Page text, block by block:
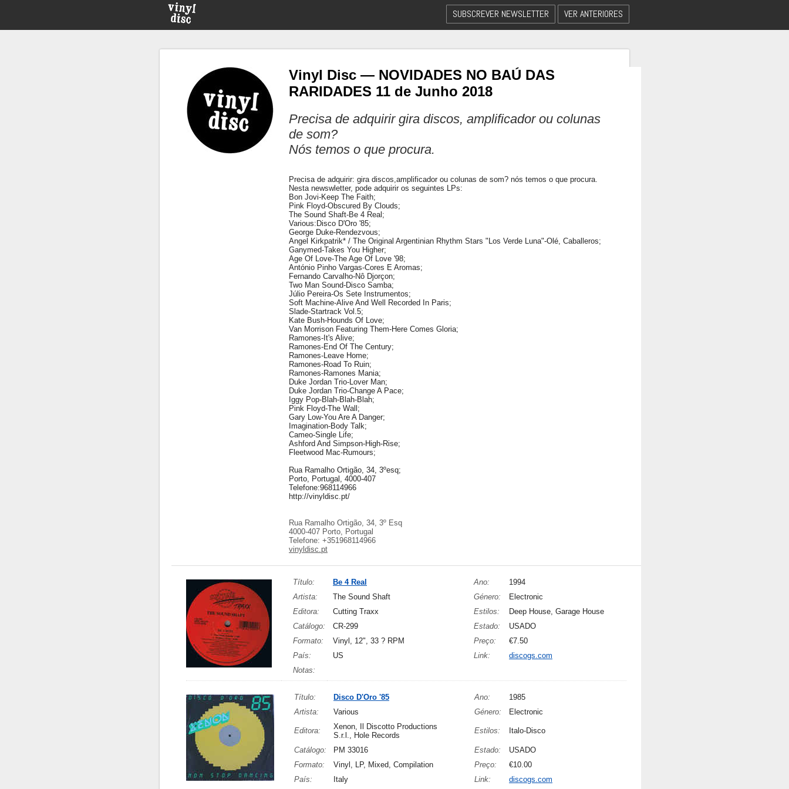
SUBSCREVER NEWSLETTER VER ANTERIORES
Vinyl Disc — NOVIDADES NO BAÚ DAS
RARIDADES 11 de Junho 2018
Precisa de adquirir gira discos, amplificador ou colunas
de som?
Nós temos o que procura.
Precisa de adquirir: gira discos,amplificador ou colunas de som? nós temos o que procura.
Nesta newswletter, pode adquirir os seguintes LPs:
Bon Jovi-Keep The Faith;
Pink Floyd-Obscured By Clouds;
The Sound Shaft-Be 4 Real;
Various:Disco D'Oro '85;
George Duke-Rendezvous;
Angel Kirkpatrik* / The Original Argentinian Rhythm Stars "Los Verde Luna"-Olé, Caballeros;
Ganymed-Takes You Higher;
Age Of Love-The Age Of Love '98;
António Pinho Vargas-Cores E Aromas;
Fernando Carvalho-Nô Djorçon;
Two Man Sound-Disco Samba;
Júlio Pereira-Os Sete Instrumentos;
Soft Machine-Alive And Well Recorded In Paris;
Slade-Startrack Vol.5;
Kate Bush-Hounds Of Love;
Van Morrison Featuring Them-Here Comes Gloria;
Ramones-It's Alive;
Ramones-End Of The Century;
Ramones-Leave Home;
Ramones-Road To Ruin;
Ramones-Ramones Mania;
Duke Jordan Trio-Lover Man;
Duke Jordan Trio-Change A Pace;
Iggy Pop-Blah-Blah-Blah;
Pink Floyd-The Wall;
Gary Low-You Are A Danger;
Imagination-Body Talk;
Cameo-Single Life;
Ashford And Simpson-High-Rise;
Fleetwood Mac-Rumours;
Rua Ramalho Ortigão, 34, 3ºesq;
Porto, Portugal, 4000-407
Telefone:968114966
http://vinyldisc.pt/
Rua Ramalho Ortigão, 34, 3º Esq
4000-407 Porto, Portugal
Telefone: +351968114966
vinyldisc.pt
Título: Be 4 Real Ano:
1994
Artista:
The Sound Shaft Género:
Electronic
Editora:
Cutting Traxx Estilos:
Deep House, Garage House
Catálogo:
CR-299 Estado:
USADO
Formato:
Vinyl, 12", 33 ? RPM Preço:
€7.50
País:
US Link:
discogs.com
Notas:
Título: Disco D'Oro '85 Ano:
1985
Artista:
Various Género: Electronic
Editora:
Xenon, Il Discotto Productions
S.r.l., Hole Records
Estilos: Italo-Disco
Catálogo: PM 33016 Estado:
USADO
Formato:
Vinyl, LP, Mixed, Compilation Preço:
€10.00
País:
Italy Link: discogs.com